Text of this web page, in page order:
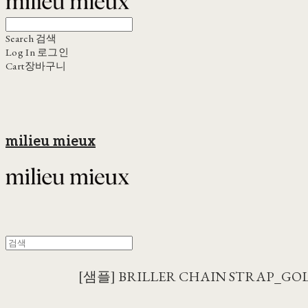
Search 검색
Log In 로그인
Cart장바구니
milieu mieux
[샘플] BRILLER CHAIN